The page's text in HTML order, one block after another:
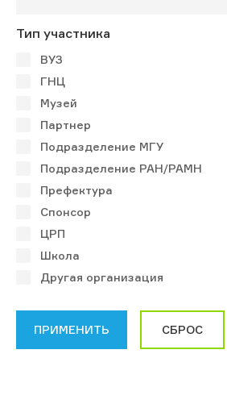
Тип участника
ВУЗ
ГНЦ
Музей
Партнер
Подразделение МГУ
Подразделение РАН/РАМН
Префектура
Спонсор
ЦРП
Школа
Другая организация